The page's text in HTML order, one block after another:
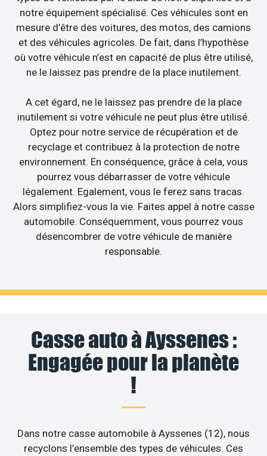
notre équipement spécialisé. Ces véhicules sont en
mesure d’être des voitures, des motos, des camions
et des véhicules agricoles. De fait, dans l’hypothèse
où votre véhicule n’est en capacité de plus être utilisé,
ne le laissez pas prendre de la place inutilement.
A cet égard, ne le laissez pas prendre de la place
inutilement si votre véhicule ne peut plus être utilisé.
Optez pour notre service de récupération et de
recyclage et contribuez à la protection de notre
environnement. En conséquence, grâce à cela, vous
pourrez vous débarrasser de votre véhicule
légalement. Egalement, vous le ferez sans tracas.
Alors simplifiez-vous la vie. Faites appel à notre casse
automobile. Conséquemment, vous pourrez vous
désencombrer de votre véhicule de manière
responsable.
Casse auto à Ayssenes :
Engagée pour la planète
!
Dans notre casse automobile à Ayssenes (12), nous
recyclons l’ensemble des types de véhicules. Ces